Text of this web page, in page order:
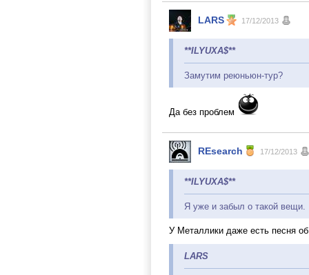
LARS 17/12/2013
**ILYUXA$**
Замутим реюньюн-тур?
Да без проблем
REsearch 17/12/2013
**ILYUXA$**
Я уже и забыл о такой вещи.
У Металлики даже есть песня
LARS